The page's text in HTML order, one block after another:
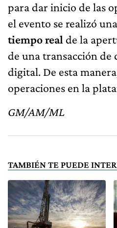
para dar inicio de las
el evento se realizó una
tiempo real de la
de una transacción de
digital. De esta
operaciones en la
GM/AM/ML
TAMBIÉN TE PUEDE